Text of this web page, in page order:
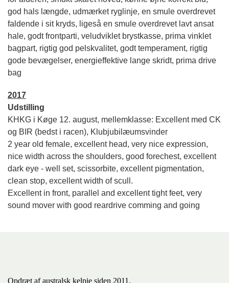
god hals længde, udmærket ryglinje, en smule overdrevet
faldende i sit kryds, ligeså en smule overdrevet lavt ansat
hale, godt frontparti, veludviklet brystkasse, prima vinklet
bagpart, rigtig god pelskvalitet, godt temperament, rigtig
gode bevægelser, energieffektive lange skridt, prima drive
bag
2017
Udstilling
KHKG i Køge 12. august, mellemklasse: Excellent med CK
og BIR (bedst i racen), Klubjubilæumsvinder
2 year old female, excellent head, very nice expression,
nice width across the shoulders, good forechest, excellent
dark eye - well set, scissorbite, excellent pigmentation,
clean stop, excellent width of scull.
Excellent in front, parallel and excellent tight feet, very
sound mover with good reardrive comming and going
Opdræt af australsk kelpie siden 2011.